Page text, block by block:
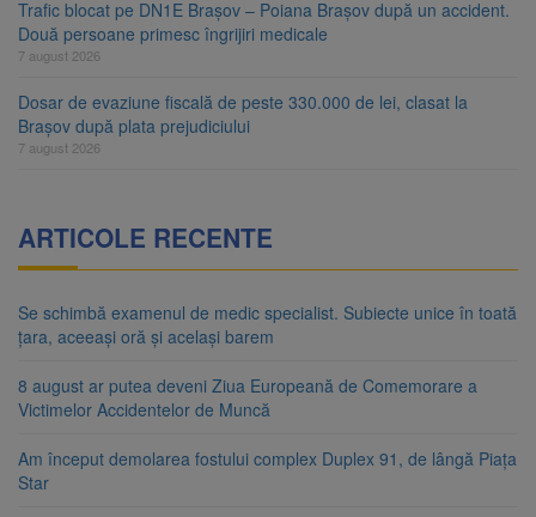
Trafic blocat pe DN1E Brașov – Poiana Brașov după un accident.
Două persoane primesc îngrijiri medicale
7 august 2026
Dosar de evaziune fiscală de peste 330.000 de lei, clasat la
Brașov după plata prejudiciului
7 august 2026
ARTICOLE RECENTE
Se schimbă examenul de medic specialist. Subiecte unice în toată
țara, aceeași oră și același barem
8 august ar putea deveni Ziua Europeană de Comemorare a
Victimelor Accidentelor de Muncă
Am început demolarea fostului complex Duplex 91, de lângă Piața
Star